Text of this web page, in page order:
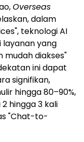
Overseas
dalam
teknologi AI
yang
mudah diakses"
ini dapat
signifikan,
hingga 80–90%,
hingga 3 kali
"Chat-to-